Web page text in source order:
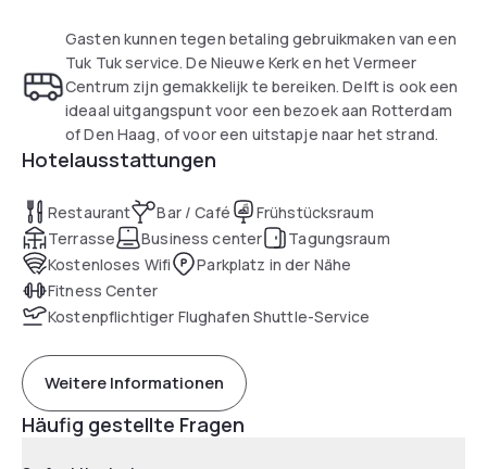
Comfort Plus or Deluxe – you’re a VIP, whichever of the
rooms you’re in.
With the city’s bustle right outside the door your hotel room
is a centrally located oasis of calm in the Princes’ City.
Gasten kunnen tegen betaling gebruikmaken van een
Tuk Tuk service. De Nieuwe Kerk en het Vermeer
Centrum zijn gemakkelijk te bereiken. Delft is ook een
ideaal uitgangspunt voor een bezoek aan Rotterdam
of Den Haag, of voor een uitstapje naar het strand.
Hotelausstattungen
Restaurant Bar / Café
Frühstücksraum
Terrasse
Business center
Tagungsraum
Kostenloses Wifi
Parkplatz in der Nähe
Fitness Center
Kostenpflichtiger Flughafen Shuttle-Service
Weitere Informationen
Häufig gestellte Fragen